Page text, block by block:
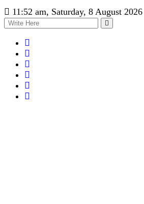
11:52 am, Saturday, 8 August 2026